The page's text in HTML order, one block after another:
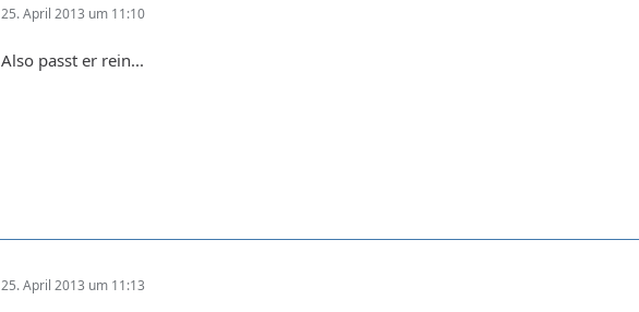
25. April 2013 um 11:10
Also passt er rein...
25. April 2013 um 11:13